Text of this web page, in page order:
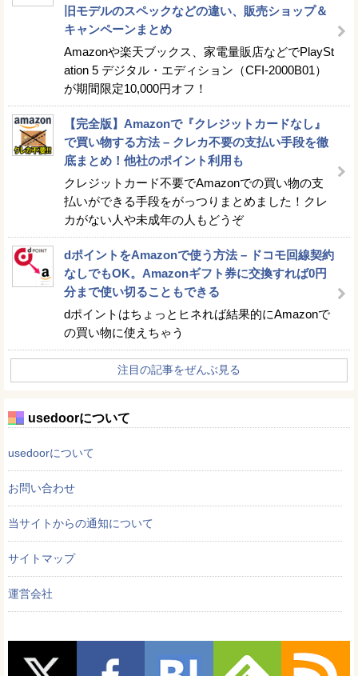
旧モデルのスペックなどの違い、販売ショップ＆
キャンペーンまとめ
Amazonや楽天ブックス、家電量販店などでPlaySt
ation 5 デジタル・エディション（CFI-2000B01）
が期間限定10,000円オフ！
【完全版】Amazonで『クレジットカードなし』
で買い物する方法 – クレカ不要の支払い手段を徹
底まとめ！他社のポイント利用も
クレジットカード不要でAmazonでの買い物の支
払いができる手段をがっつりまとめました！クレ
カがない人や未成年の人もどうぞ
dポイントをAmazonで使う方法 – ドコモ回線契約
なしでもOK。Amazonギフト券に交換すれば0円
分まで使い切ることもできる
dポイントはちょっとヒネれば結果的にAmazonで
の買い物に使えちゃう
注目の記事をぜんぶ見る
usedoorについて
usedoorについて
お問い合わせ
当サイトからの通知について
サイトマップ
運営会社